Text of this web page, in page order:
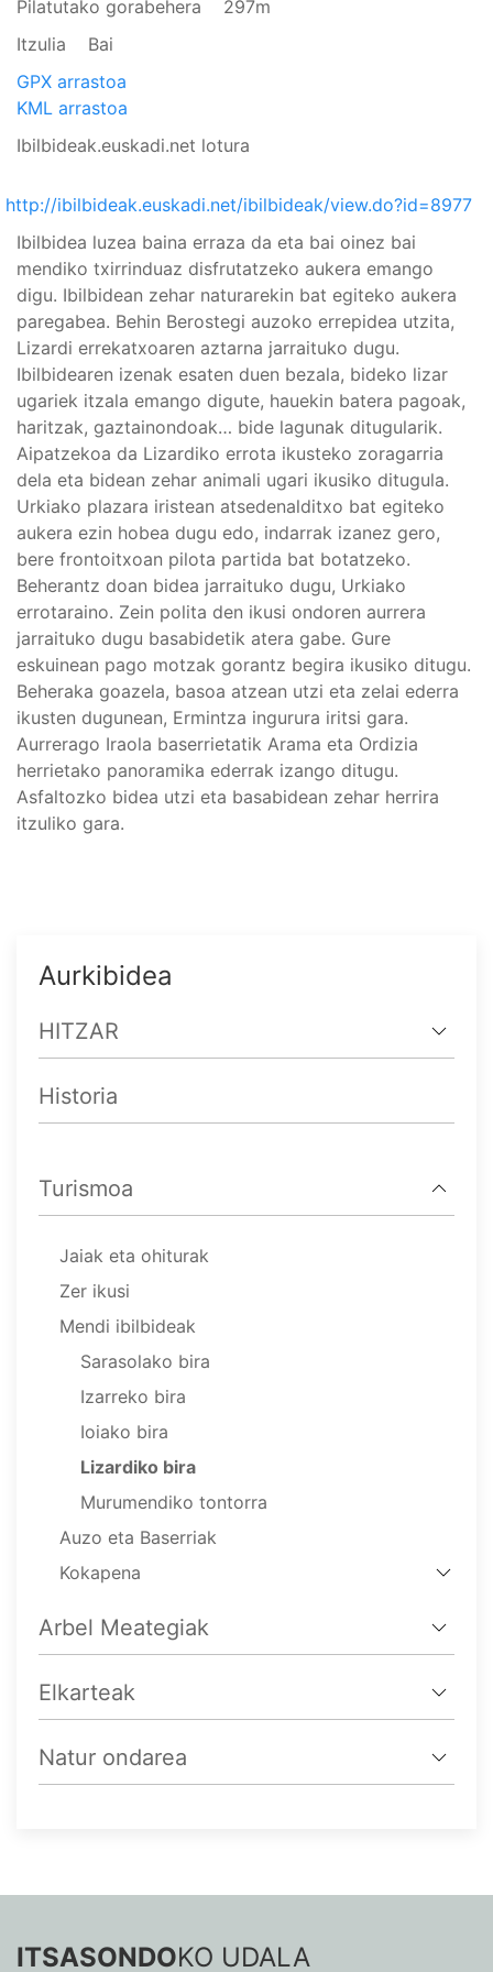
Pilatutako gorabehera
297m
Itzulia
Bai
GPX arrastoa
KML arrastoa
Ibilbideak.euskadi.net lotura
http://ibilbideak.euskadi.net/ibilbideak/view.do?id=8977
Ibilbidea luzea baina erraza da eta bai oinez bai
mendiko txirrinduaz disfrutatzeko aukera emango
digu. Ibilbidean zehar naturarekin bat egiteko aukera
paregabea. Behin Berostegi auzoko errepidea utzita,
Lizardi errekatxoaren aztarna jarraituko dugu.
Ibilbidearen izenak esaten duen bezala, bideko lizar
ugariek itzala emango digute, hauekin batera pagoak,
haritzak, gaztainondoak… bide lagunak ditugularik.
Aipatzekoa da Lizardiko errota ikusteko zoragarria
dela eta bidean zehar animali ugari ikusiko ditugula.
Urkiako plazara iristean atsedenalditxo bat egiteko
aukera ezin hobea dugu edo, indarrak izanez gero,
bere frontoitxoan pilota partida bat botatzeko.
Beherantz doan bidea jarraituko dugu, Urkiako
errotaraino. Zein polita den ikusi ondoren aurrera
jarraituko dugu basabidetik atera gabe. Gure
eskuinean pago motzak gorantz begira ikusiko ditugu.
Beheraka goazela, basoa atzean utzi eta zelai ederra
ikusten dugunean, Ermintza ingurura iritsi gara.
Aurrerago Iraola baserrietatik Arama eta Ordizia
herrietako panoramika ederrak izango ditugu.
Asfaltozko bidea utzi eta basabidean zehar herrira
itzuliko gara.
Aurkibidea
HITZAR
Historia
Turismoa
Jaiak eta ohiturak
Zer ikusi
Mendi ibilbideak
Sarasolako bira
Izarreko bira
Ioiako bira
Lizardiko bira
Murumendiko tontorra
Auzo eta Baserriak
Kokapena
Arbel Meategiak
Elkarteak
Natur ondarea
ITSASONDOKO UDALA